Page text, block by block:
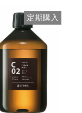
定期購入